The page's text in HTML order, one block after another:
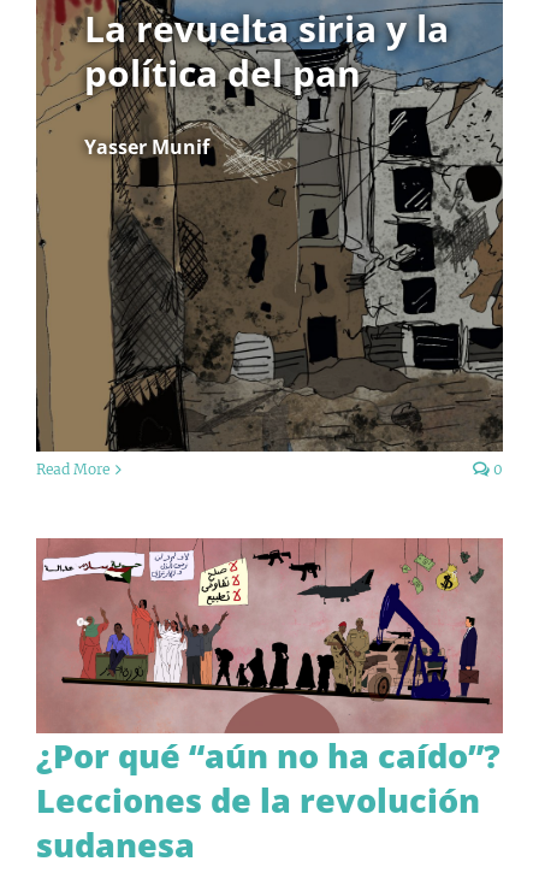
La revuelta siria y la
política del pan
Yasser Munif
Read More 0
¿Por qué “aún no ha caído”?
Lecciones de la revolución
sudanesa